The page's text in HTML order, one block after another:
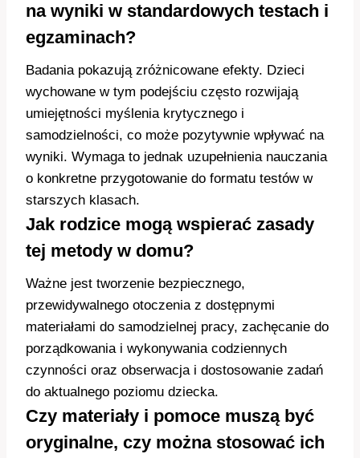
na wyniki w standardowych testach i
egzaminach?
Badania pokazują zróżnicowane efekty. Dzieci
wychowane w tym podejściu często rozwijają
umiejętności myślenia krytycznego i
samodzielności, co może pozytywnie wpływać na
wyniki. Wymaga to jednak uzupełnienia nauczania
o konkretne przygotowanie do formatu testów w
starszych klasach.
Jak rodzice mogą wspierać zasady
tej metody w domu?
Ważne jest tworzenie bezpiecznego,
przewidywalnego otoczenia z dostępnymi
materiałami do samodzielnej pracy, zachęcanie do
porządkowania i wykonywania codziennych
czynności oraz obserwacja i dostosowanie zadań
do aktualnego poziomu dziecka.
Czy materiały i pomoce muszą być
oryginalne, czy można stosować ich